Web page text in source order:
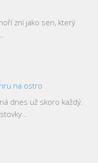
zní jako sen, který
na ostro
dnes už skoro každý.